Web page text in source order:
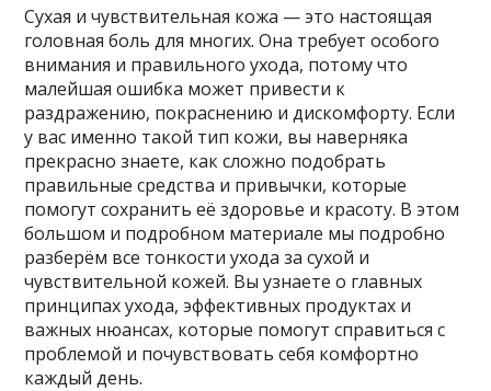
Сухая и чувствительная кожа — это настоящая
головная боль для многих. Она требует особого
внимания и правильного ухода, потому что
малейшая ошибка может привести к
раздражению, покраснению и дискомфорту. Если
у вас именно такой тип кожи, вы наверняка
прекрасно знаете, как сложно подобрать
правильные средства и привычки, которые
помогут сохранить её здоровье и красоту. В этом
большом и подробном материале мы подробно
разберём все тонкости ухода за сухой и
чувствительной кожей. Вы узнаете о главных
принципах ухода, эффективных продуктах и
важных нюансах, которые помогут справиться с
проблемой и почувствовать себя комфортно
каждый день.